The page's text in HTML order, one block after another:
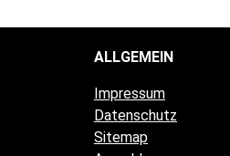
ALLGEMEIN
Impressum
Datenschutz
Sitemap